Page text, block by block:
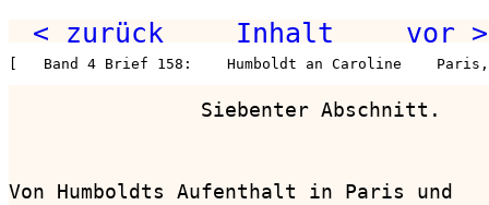
< zurück Inhalt vor >
[   Band 4 Brief 158:    Humboldt an Caroline
                Siebenter Abschnitt.
Von Humboldts Aufenthalt in Paris und